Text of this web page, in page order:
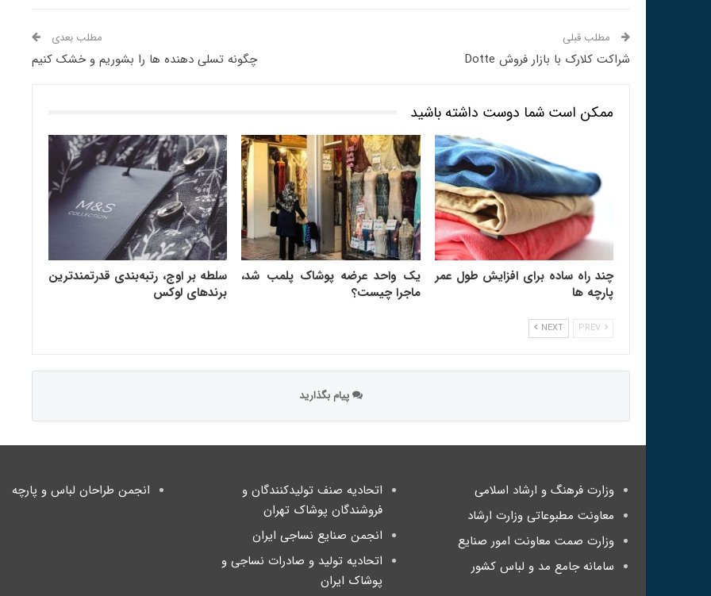
مطلب قبلی
شراکت کلارک با بازار فروش Dotte
مطلب بعدی
چگونه تسلی دهنده ها را بشوریم و خشک کنیم
ممکن است شما دوست داشته باشید
چند راه ساده برای افزایش طول عمر
پارچه ها
یک واحد عرضه پوشاک پلمب شد،
ماجرا چیست؟
سلطه بر اوج، رتبه‌بندی قدرتمندترین
برندهای لوکس
NEXT
پیام بگذارید
وزارت فرهنگ و ارشاد اسلامی
معاونت مطبوعاتی وزارت ارشاد
وزارت صمت معاونت امور صنایع
سامانه جامع مد و لباس کشور
اتحادیه صنف تولیدکنندگان و
فروشندگان پوشاک تهران
انجمن صنایع نساجی ایران
اتحادیه تولید و صادرات نساجی و
پوشاک ایران
انجمن طراحان لباس و پارچه